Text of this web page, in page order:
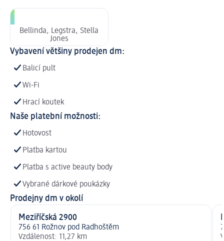
Bellinda, Legstra, Stella
Jones
Vybavení většiny prodejen dm:
Balicí pult
Wi-Fi
Hrací koutek
Naše platební možnosti:
Hotovost
Platba kartou
Platba s active beauty body
Vybrané dárkové poukázky
Prodejny dm v okolí
Meziříčská 2900
756 61 Rožnov pod Radhoštěm
Vzdálenost: 11,27 km